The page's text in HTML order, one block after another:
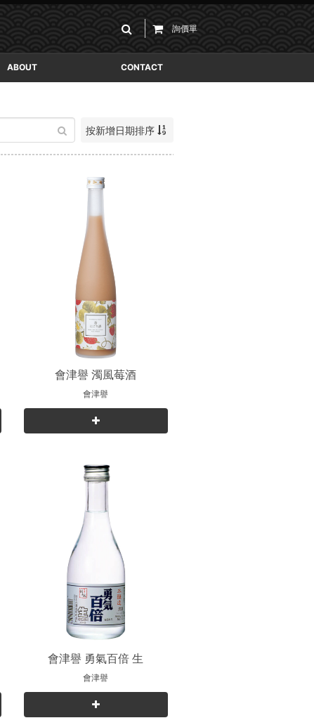
詢價單
ABOUT CONTACT
按新增日期排序
會津譽 濁風莓酒
會津譽
會津譽 勇氣百倍 生
會津譽